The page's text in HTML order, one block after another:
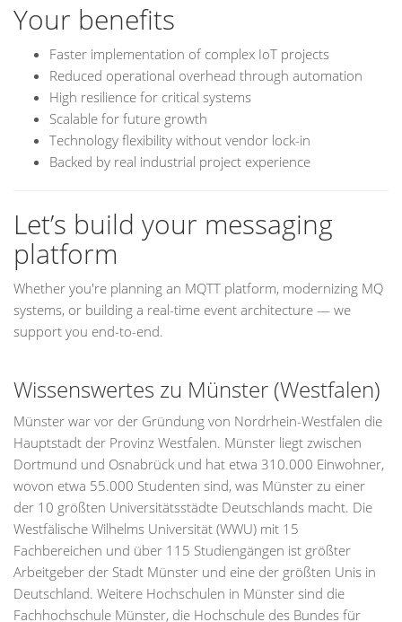
Your benefits
Faster implementation of complex IoT projects
Reduced operational overhead through automation
High resilience for critical systems
Scalable for future growth
Technology flexibility without vendor lock-in
Backed by real industrial project experience
Let’s build your messaging
platform
Whether you're planning an MQTT platform, modernizing MQ
systems, or building a real-time event architecture — we
support you end-to-end.
Wissenswertes zu Münster (Westfalen)
Münster war vor der Gründung von Nordrhein-Westfalen die
Hauptstadt der Provinz Westfalen. Münster liegt zwischen
Dortmund und Osnabrück und hat etwa 310.000 Einwohner,
wovon etwa 55.000 Studenten sind, was Münster zu einer
der 10 größten Universitätsstädte Deutschlands macht. Die
Westfälische Wilhelms Universität (WWU) mit 15
Fachbereichen und über 115 Studiengängen ist größter
Arbeitgeber der Stadt Münster und eine der größten Unis in
Deutschland. Weitere Hochschulen in Münster sind die
Fachhochschule Münster, die Hochschule des Bundes für